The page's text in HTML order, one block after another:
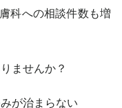
科への相談件数も増
ませんか？
が治まらない